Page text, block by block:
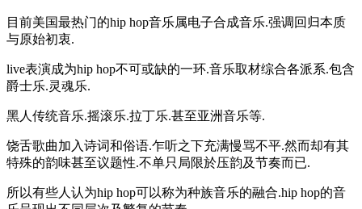
目前美国最热门的hip hop音乐属电子合成音乐.强调回归本质
与原始初衷.
live表演成为hip hop不可或缺的一环.音乐取材综合各派系.包含
爵士乐.灵魂乐.
黑人传统音乐.摇滚乐.拉丁乐.甚至亚洲音乐等.
饶舌歌曲加入诗词和俗语.乍听之下充满慢骂不平.然而却有其
特殊的韵味甚至议题性.不单只局限於压韵及节奏而已.
所以有些人认为hip hop可以称为种族音乐的融合.hip hop的音